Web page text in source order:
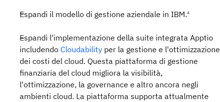
Espandi il modello di gestione aziendale in IBM.4
Espandi l'implementazione della suite integrata Apptio
includendo Cloudability per la gestione e l'ottimizzazione
dei costi del cloud. Questa piattaforma di gestione
finanziaria del cloud migliora la visibilità,
l'ottimizzazione, la governance e altro ancora negli
ambienti cloud. La piattaforma supporta attualmente